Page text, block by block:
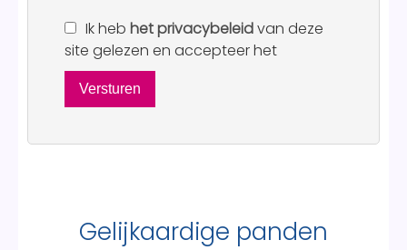
Ik heb het privacybeleidvan deze
site gelezen en accepteer het
Versturen
Gelijkaardige panden